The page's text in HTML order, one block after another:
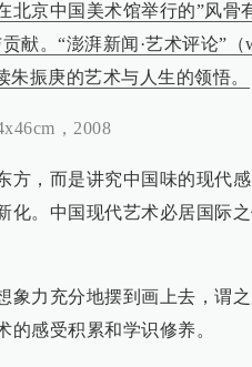
北京中国美术馆举行的”风
献。“澎湃新闻·艺术评论”（
朱振庚的艺术与人生的领悟。
，2008
方，而是讲究中国味的现代
化。中国现代艺术必居国际
象力充分地摆到画上去，谓
的感受积累和学识修养。